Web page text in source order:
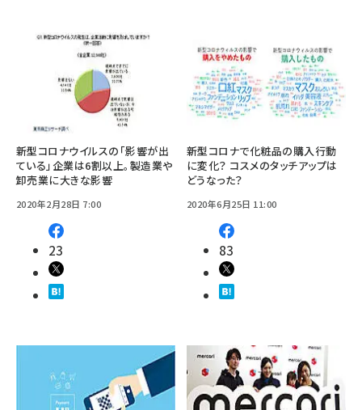
新型コロナウイルスの「影響が出
ている」企業は6割以上。製造業や
卸売業に大きな影響
2020年2月28日 7:00
23
新型コロナで化粧品の購入行動
に変化？ コスメのタッチアップは
どうなった？
2020年6月25日 11:00
83